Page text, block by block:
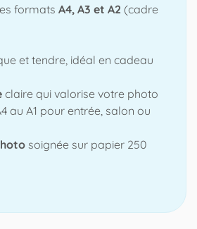
formats A4, A3 et A2 (cadre
et tendre, idéal en cadeau
claire qui valorise votre photo
au A1 pour entrée, salon ou
soignée sur papier 250